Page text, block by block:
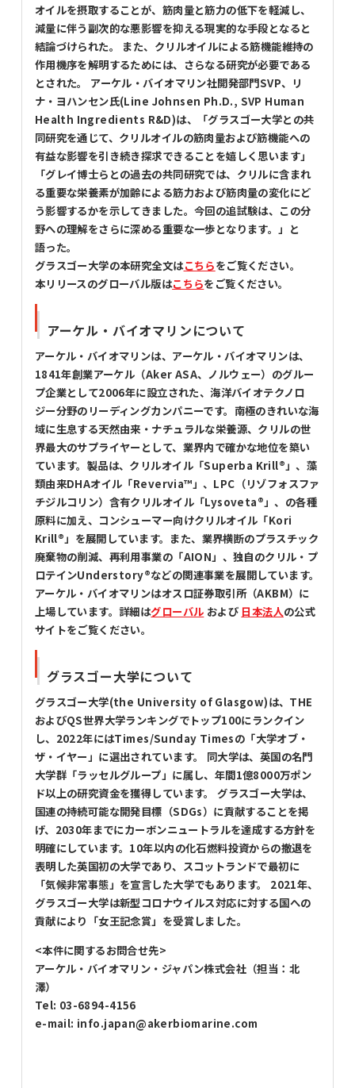
オイルを摂取することが、筋肉量と筋力の低下を軽減し、
減量に伴う副次的な悪影響を抑える現実的な手段となると
結論づけられた。 また、クリルオイルによる筋機能維持の
作用機序を解明するためには、さらなる研究が必要である
とされた。 アーケル・バイオマリン社開発部門SVP、リ
ナ・ヨハンセン氏(Line Johnsen Ph.D., SVP Human
Health Ingredients R&D)は、「グラスゴー大学との共
同研究を通じて、クリルオイルの筋肉量および筋機能への
有益な影響を引き続き探求できることを嬉しく思います」
「グレイ博士らとの過去の共同研究では、クリルに含まれ
る重要な栄養素が加齢による筋力および筋肉量の変化にど
う影響するかを示してきました。今回の追試験は、この分
野への理解をさらに深める重要な一歩となります。」と
語った。
グラスゴー大学の本研究全文はこちらをご覧ください。
本リリースのグローバル版はこちらをご覧ください。
アーケル・バイオマリンについて
アーケル・バイオマリンは、アーケル・バイオマリンは、
1841年創業アーケル（Aker ASA、ノルウェー）のグルー
プ企業として2006年に設立された、海洋バイオテクノロ
ジー分野のリーディングカンパニーです。南極のきれいな海
域に生息する天然由来・ナチュラルな栄養源、クリルの世
界最大のサプライヤーとして、業界内で確かな地位を築い
ています。製品は、クリルオイル「Superba Krill®」、藻
類由来DHAオイル「Revervia™」、LPC（リゾフォスファ
チジルコリン）含有クリルオイル「Lysoveta®」、の各種
原料に加え、コンシューマー向けクリルオイル「Kori
Krill®」を展開しています。また、業界横断のプラスチック
廃棄物の削減、再利用事業の「AION」、独自のクリル・プ
ロテインUnderstory®などの関連事業を展開しています。
アーケル・バイオマリンはオスロ証券取引所（AKBM）に
上場しています。詳細はグローバル および 日本法人の公式
サイトをご覧ください。
グラスゴー大学について
グラスゴー大学(the University of Glasgow)は、THE
およびQS世界大学ランキングでトップ100にランクイン
し、2022年にはTimes/Sunday Timesの「大学オブ・
ザ・イヤー」に選出されています。 同大学は、英国の名門
大学群「ラッセルグループ」に属し、年間1億8000万ポン
ド以上の研究資金を獲得しています。 グラスゴー大学は、
国連の持続可能な開発目標（SDGs）に貢献することを掲
げ、2030年までにカーボンニュートラルを達成する方針を
明確にしています。10年以内の化石燃料投資からの撤退を
表明した英国初の大学であり、スコットランドで最初に
「気候非常事態」を宣言した大学でもあります。 2021年、
グラスゴー大学は新型コロナウイルス対応に対する国への
貢献により「女王記念賞」を受賞しました。
<本件に関するお問合せ先>
アーケル・バイオマリン・ジャパン株式会社（担当：北
澤）
Tel: 03-6894-4156
e-mail: info.japan@akerbiomarine.com